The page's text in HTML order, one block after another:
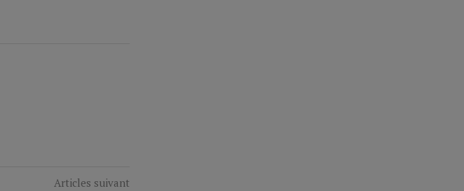
Articles suivant